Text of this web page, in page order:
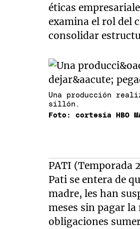
éticas
examina el rol del
consolidar
Una producción
sillón.
Foto: cortesía HBO
PATI (Temporada
Pati se entera de
madre, les han
meses sin pagar
obligaciones